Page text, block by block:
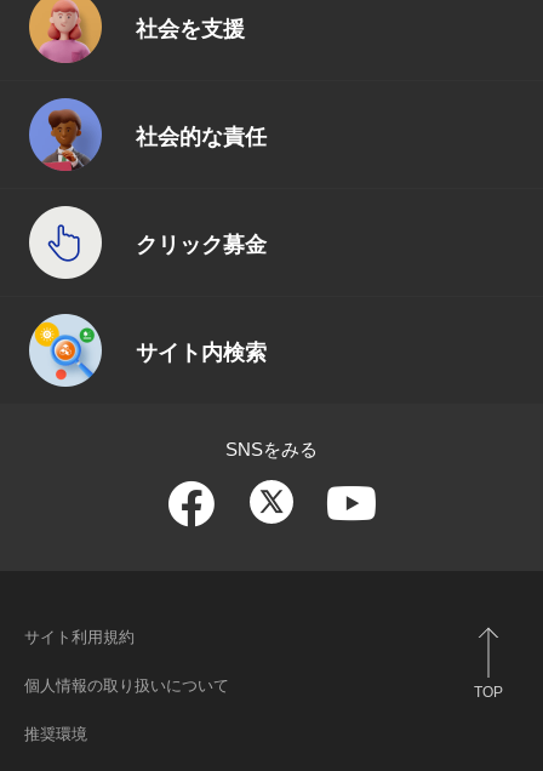
社会を支援
社会的な責任
クリック募金
サイト内検索
SNSをみる
サイト利用規約
個人情報の取り扱いについて
推奨環境
TOP